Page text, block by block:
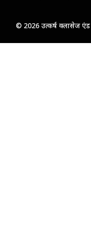
© 2026 उत्कर्ष क्लासेज एंड